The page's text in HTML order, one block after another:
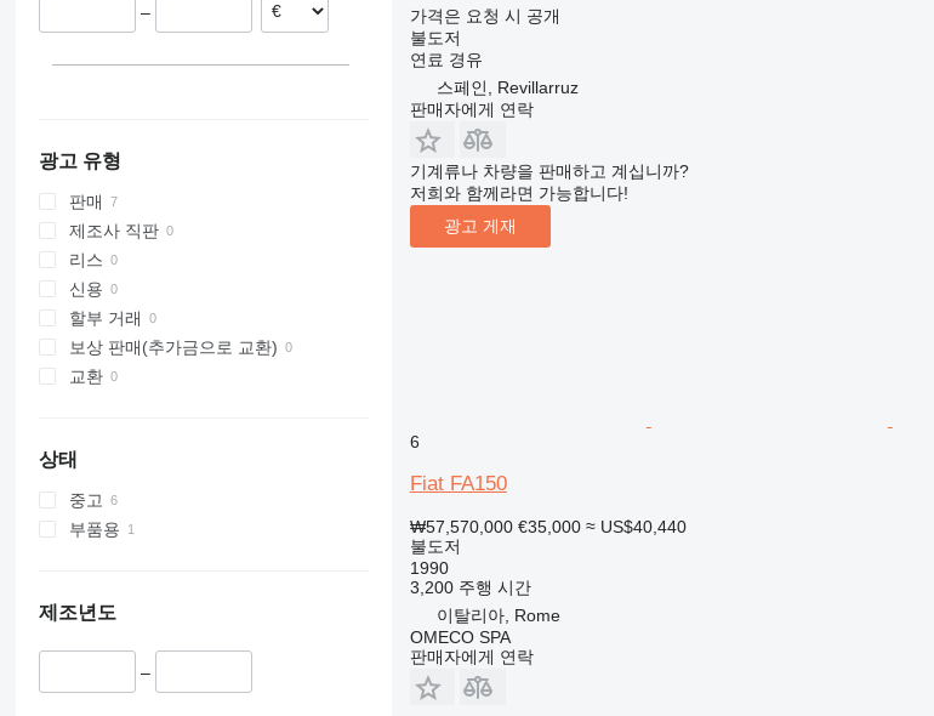
–
광고 유형
판매
제조사 직판
리스
신용
할부 거래
보상 판매(추가금으로 교환)
교환
상태
중고
부품용
제조년도
–
가격은 요청 시 공개
불도저
연료 경유
스페인, Revillarruz
판매자에게 연락
기계류나 차량을 판매하고 계십니까?
저희와 함께라면 가능합니다!
광고 게재
6
Fiat FA150
₩57,570,000 €35,000 ≈ US$40,440
불도저
1990
3,200 주행 시간
이탈리아, Rome
OMECO SPA
판매자에게 연락